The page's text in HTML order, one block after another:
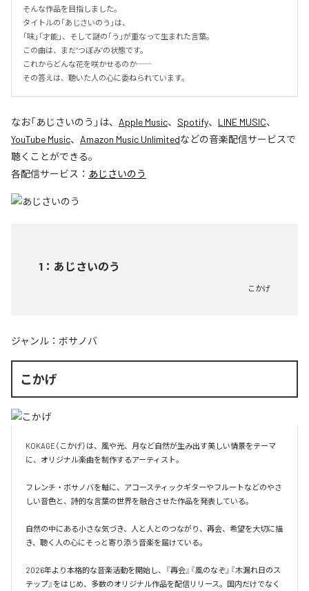
そんな作品を目指しました。
タイトルの「あじさいのう」は、
「味」「才能」、そして謎の「う」が重なって生まれた言葉。
この曲は、まだ“つぼみ”の状態です。
これからどんな花を咲かせるのか――
その答えは、聴いた人の心に委ねられています。
なお「あじさいのう 」は、 Apple Music、 Spotify、 LINE MUSIC、
YouTube Music、 Amazon Music Unlimitedなどの音楽配信サービスで
聴くことができる。
各配信サービス： あじさいのう
1 ： あじさいのう
こかげ
ジャンル： ボサノバ
こかげ
KOKAGE（こかげ）は、風や光、月など自然が生み出す美しい情景をテーマ
に、オリジナル楽曲を制作するアーティスト。
フレンチ・ボサノバを軸に、アコースティックギターやフルートなどのやさ
しい音色と、詩的な言葉の世界を融合させた作品を発表している。
自然の中にある小さな気づき、人と人とのつながり、再会、希望を大切に描
き、聴く人の心にそっと寄り添う音楽を届けている。
2026年より本格的な音楽活動を開始し、『再会』『風のなぞ』『木漏れ日のス
テップ』をはじめ、多数のオリジナル作品を配信リリース。国内だけでなく